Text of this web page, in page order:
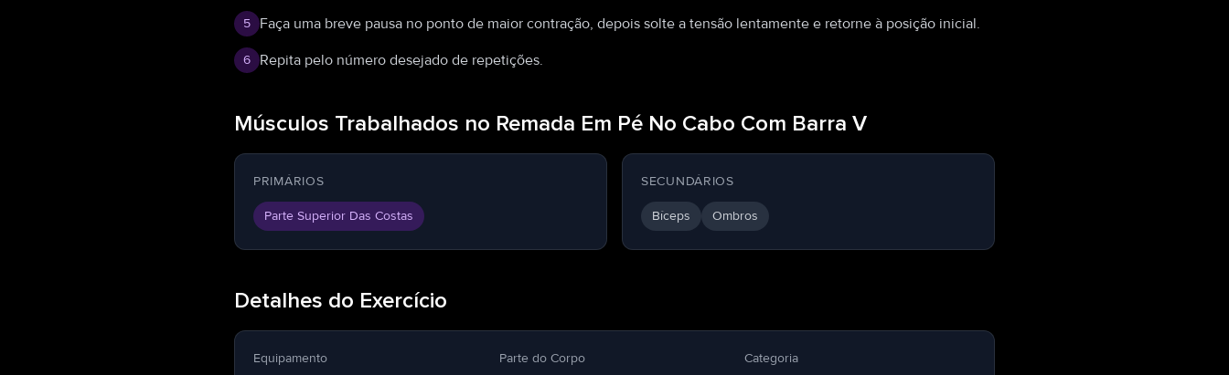
5 Faça uma breve pausa no ponto de maior contração, depois solte a tensão lentamente e retorne à posição inicial.
6 Repita pelo número desejado de repetições.
Músculos Trabalhados no Remada Em Pé No Cabo Com Barra V
PRIMÁRIOS
Parte Superior Das Costas
SECUNDÁRIOS
Bíceps Ombros
Detalhes do Exercício
Equipamento Parte do Corpo Categoria